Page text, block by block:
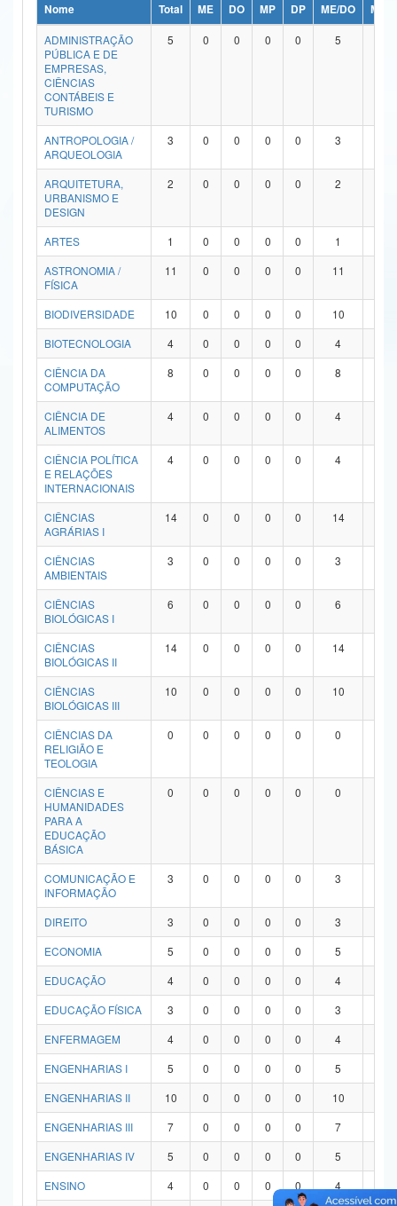
Ministério da Ciência, Tecnologia, Inovações e Comunicações
Ministério do Meio Ambiente
Ministério do Turismo
Ministério do Desenvolvimento Regional
Controladoria-Geral da União
Ministério da Mulher, da Família e dos Direitos Humanos
Secretaria de Governo
Advocacia-Geral da União
Banco Central do Brasil
Nome Total ME DO MP DP ME/DO
MP/
ADMINISTRAÇÃO
PÚBLICA E DE
EMPRESAS,
CIÊNCIAS
CONTÁBEIS E
TURISMO
5 0 0 0 0 5
ANTROPOLOGIA /
ARQUEOLOGIA
3 0 0 0 0 3
ARQUITETURA,
URBANISMO E
DESIGN
2 0 0 0 0 2
ARTES 1 0 0 0 0 1
ASTRONOMIA /
FÍSICA
11 0 0 0 0 11
BIODIVERSIDADE 10 0 0 0 0 10
BIOTECNOLOGIA
4 0 0 0 0 4
CIÊNCIA DA
COMPUTAÇÃO
8 0 0 0 0 8
CIÊNCIA DE
ALIMENTOS
4 0 0 0 0 4
CIÊNCIA POLÍTICA
E RELAÇÕES
INTERNACIONAIS
4 0 0 0 0 4
CIÊNCIAS
AGRÁRIAS I
14 0 0 0 0 14
CIÊNCIAS
AMBIENTAIS
3 0 0 0 0 3
CIÊNCIAS
BIOLÓGICAS I
6 0 0 0 0 6
CIÊNCIAS
BIOLÓGICAS II
14 0 0 0 0 14
CIÊNCIAS
BIOLÓGICAS III
10 0 0 0 0 10
CIÊNCIAS DA
RELIGIÃO E
TEOLOGIA
0 0 0 0 0 0
CIÊNCIAS E
HUMANIDADES
PARA A
EDUCAÇÃO
BÁSICA
0 0 0 0 0 0
COMUNICAÇÃO E
INFORMAÇÃO
3 0 0 0 0 3
DIREITO 3 0 0 0 0 3
ECONOMIA
5 0 0 0 0 5
EDUCAÇÃO
4 0 0 0 0 4
EDUCAÇÃO FÍSICA
3 0 0 0 0 3
ENFERMAGEM
4 0 0 0 0 4
ENGENHARIAS I
5 0 0 0 0 5
ENGENHARIAS II
10 0 0 0 0 10
ENGENHARIAS III
7 0 0 0 0 7
ENGENHARIAS IV
5 0 0 0 0 5
ENSINO
4 0 0 0 0 4